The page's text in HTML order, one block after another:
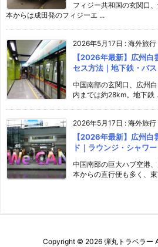
フィジー共和国の玄関口
本からは成田発のフィジーエ ...
2026年5月17日 : 海外旅行
【2026年最新】広州白
セス方法｜地下鉄・バ
中国南部の玄関口、広州
内までは約28km。地下鉄
2026年5月17日 : 海外旅行
【2026年最新】広州
ド｜ラウンジ・シャワ
中国南部の巨大ハブ空港
本からの直行便も多く、
Copyright © 2026 弾丸トラベラー